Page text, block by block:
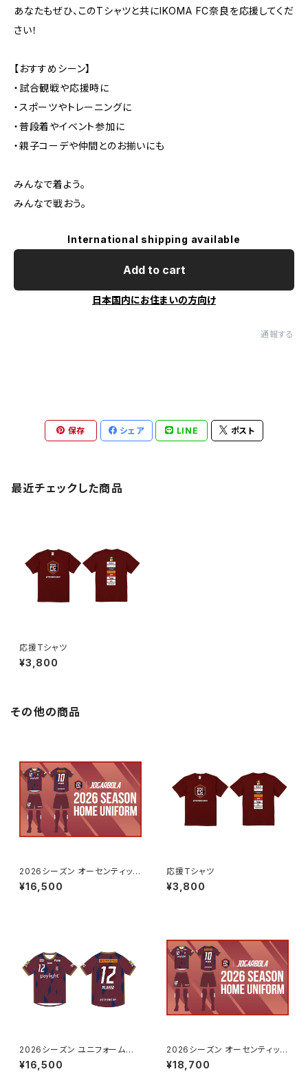
あなたもぜひ、このTシャツと共にIKOMA FC奈良を応援してくだ
さい！
【おすすめシーン】
・試合観戦や応援時に
・スポーツやトレーニングに
・普段着やイベント参加に
・親子コーデや仲間とのお揃いにも
みんなで着よう。
みんなで戦おう。
International shipping available
Add to cart
日本国内にお住まいの方向け
通報する
保存 シェア LINE ポスト
最近チェックした商品
応援Tシャツ
¥3,800
その他の商品
2026シーズン オーセンティック
ユニフォーム シャツ FP/GK（1s
t/2nd 背番号・ネームなし）
¥16,500
応援Tシャツ
¥3,800
2026シーズン ユニフォームレ
プリカ
¥16,500
2026シーズン オーセンティック
ユニフォーム シャツ FP/GK（1s
t/2nd 背番号・ネームあり）
¥18,700